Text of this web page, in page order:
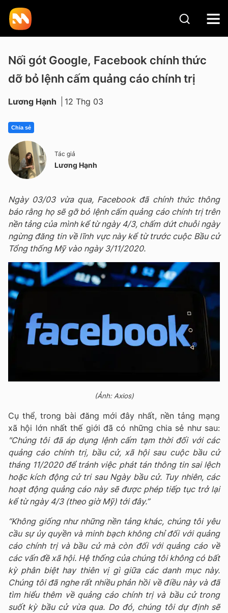
Nối gót Google, Facebook chính thức
dỡ bỏ lệnh cấm quảng cáo chính trị
Lương Hạnh 12 Thg 03
Chia sẻ
Tác giả
Lương Hạnh
Ngày 03/03 vừa qua, Facebook đã chính thức thông
báo rằng họ sẽ gỡ bỏ lệnh cấm quảng cáo chính trị trên
nền tảng của mình kể từ ngày 4/3, chấm dứt chuỗi ngày
ngừng đăng tin về lĩnh vực này kể từ trước cuộc Bầu cử
Tổng thống Mỹ vào ngày 3/11/2020.
(Ảnh: Axios)
Cụ thể, trong bài đăng mới đây nhất, nền tảng mạng
xã hội lớn nhất thế giới đã có những chia sẻ như sau:
"Chúng tôi đã áp dụng lệnh cấm tạm thời đối với các
quảng cáo chính trị, bầu cử, xã hội sau cuộc bầu cử
tháng 11/2020 để tránh việc phát tán thông tin sai lệch
hoặc kích động cử tri sau Ngày bầu cử. Tuy nhiên, các
hoạt động quảng cáo này sẽ được phép tiếp tục trở lại
kể từ ngày 4/3 (theo giờ Mỹ) tới đây.”
“Không giống như những nền tảng khác, chúng tôi yêu
cầu sự ủy quyền và minh bạch không chỉ đối với quảng
cáo chính trị và bầu cử mà còn đối với quảng cáo về
các vấn đề xã hội. Hệ thống của chúng tôi không có bất
kỳ phân biệt hay thiên vị gì giữa các danh mục này.
Chúng tôi đã nghe rất nhiều phản hồi về điều này và đã
tìm hiểu thêm về quảng cáo chính trị và bầu cử trong
suốt kỳ bầu cử vừa qua. Do đó, chúng tôi dự định sẽ